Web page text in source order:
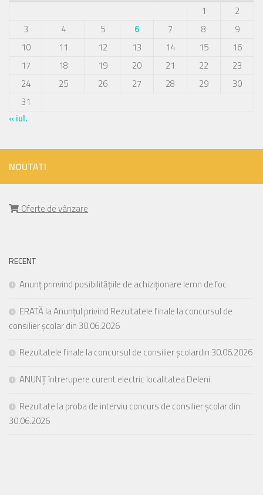
1
2
3
4 5 6 7 8
9
10
11 12 13 14 15
16
17
18 19 20 21 22
23
24
25 26 27 28 29
30
31
« iul.
NOUTATI
Oferte de vânzare
RECENT
Anunț prinvind posibilitățiile de achiziționare lemn de foc
ERATĂ la Anunțul privind Rezultatele finale la concursul de
consilier școlar din 30.06.2026
Rezultatele finale la concursul de consilier școlardin 30.06.2026
ANUNȚ întrerupere curent electric localitatea Deleni
Rezultate la proba de interviu concurs de consilier școlar din
30.06.2026